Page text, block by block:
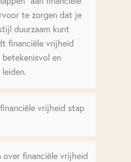
te zorgen dat je
duurzaam kunt
financiële vrijheid
en
vrijheid stap
over financiële vrijheid